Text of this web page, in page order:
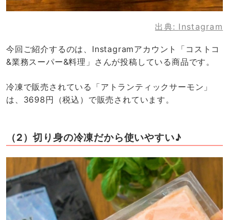
出典: Instagram
今回ご紹介するのは、Instagramアカウント「コストコ
&業務スーパー&料理」さんが投稿している商品です。
冷凍で販売されている「アトランティックサーモン」
は、3698円（税込）で販売されています。
（2）切り身の冷凍だから使いやすい♪